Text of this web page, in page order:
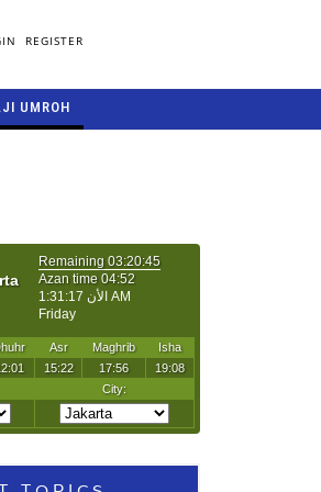
REGISTER
UMROH